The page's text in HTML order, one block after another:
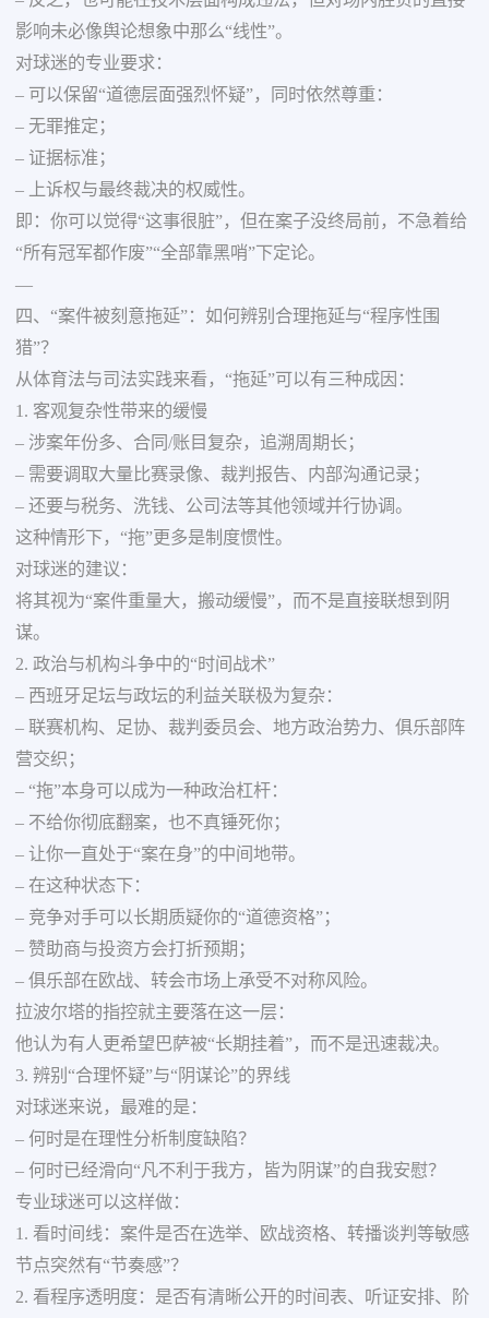
影响未必像舆论想象中那么“线性”。
对球迷的专业要求：
– 可以保留“道德层面强烈怀疑”，同时依然尊重：
– 无罪推定；
– 证据标准；
– 上诉权与最终裁决的权威性。
即：你可以觉得“这事很脏”，但在案子没终局前，不急着给
“所有冠军都作废”“全部靠黑哨”下定论。
—
四、“案件被刻意拖延”：如何辨别合理拖延与“程序性围
猎”？
从体育法与司法实践来看，“拖延”可以有三种成因：
1. 客观复杂性带来的缓慢
– 涉案年份多、合同/账目复杂，追溯周期长；
– 需要调取大量比赛录像、裁判报告、内部沟通记录；
– 还要与税务、洗钱、公司法等其他领域并行协调。
这种情形下，“拖”更多是制度惯性。
对球迷的建议：
将其视为“案件重量大，搬动缓慢”，而不是直接联想到阴
谋。
2. 政治与机构斗争中的“时间战术”
– 西班牙足坛与政坛的利益关联极为复杂：
– 联赛机构、足协、裁判委员会、地方政治势力、俱乐部阵
营交织；
– “拖”本身可以成为一种政治杠杆：
– 不给你彻底翻案，也不真锤死你；
– 让你一直处于“案在身”的中间地带。
– 在这种状态下：
– 竞争对手可以长期质疑你的“道德资格”；
– 赞助商与投资方会打折预期；
– 俱乐部在欧战、转会市场上承受不对称风险。
拉波尔塔的指控就主要落在这一层：
他认为有人更希望巴萨被“长期挂着”，而不是迅速裁决。
3. 辨别“合理怀疑”与“阴谋论”的界线
对球迷来说，最难的是：
– 何时是在理性分析制度缺陷？
– 何时已经滑向“凡不利于我方，皆为阴谋”的自我安慰？
专业球迷可以这样做：
1. 看时间线：案件是否在选举、欧战资格、转播谈判等敏感
节点突然有“节奏感”？
2. 看程序透明度：是否有清晰公开的时间表、听证安排、阶